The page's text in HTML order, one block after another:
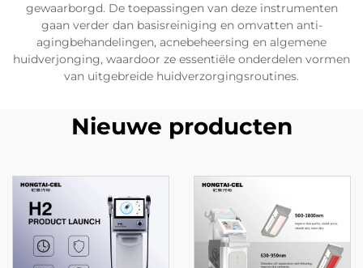
gewaarborgd. De toepassingen van deze instrumenten
gaan verder dan basisreiniging en omvatten anti-
agingbehandelingen, acnebeheersing en algemene
huidverjonging, waardoor ze essentiële onderdelen vormen
van uitgebreide huidverzorgingsroutines.
Nieuwe producten